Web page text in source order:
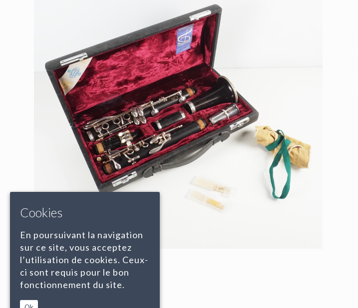
Cookies
En poursuivant la navigation
sur ce site, vous acceptez
l’utilisation de cookies. Ceux-
ci sont requis pour le bon
fonctionnement du site.